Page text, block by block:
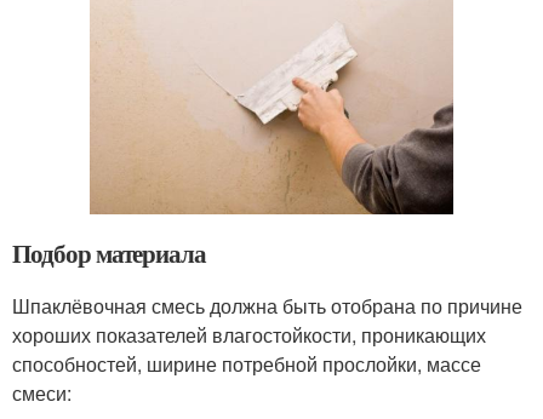
Подбор материала
Шпаклёвочная смесь должна быть отобрана по причине
хороших показателей влагостойкости, проникающих
способностей, ширине потребной прослойки, массе
смеси: